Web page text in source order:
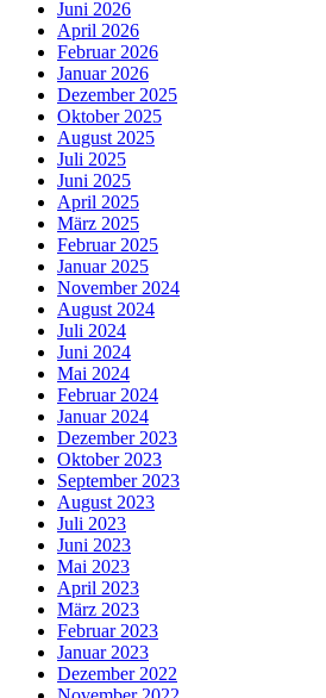
Juni 2026
April 2026
Februar 2026
Januar 2026
Dezember 2025
Oktober 2025
August 2025
Juli 2025
Juni 2025
April 2025
März 2025
Februar 2025
Januar 2025
November 2024
August 2024
Juli 2024
Juni 2024
Mai 2024
Februar 2024
Januar 2024
Dezember 2023
Oktober 2023
September 2023
August 2023
Juli 2023
Juni 2023
Mai 2023
April 2023
März 2023
Februar 2023
Januar 2023
Dezember 2022